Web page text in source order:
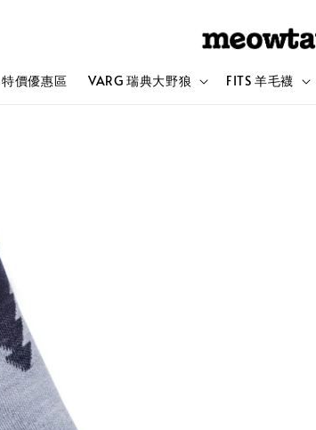
特價優惠區 VARG 瑞典大野狼 FITS 羊毛襪